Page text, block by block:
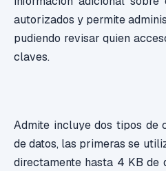
autorizados y permite
pudiendo revisar quien
claves.
Admite incluye dos tipos de
de datos, las primeras se
directamente hasta 4 KB de